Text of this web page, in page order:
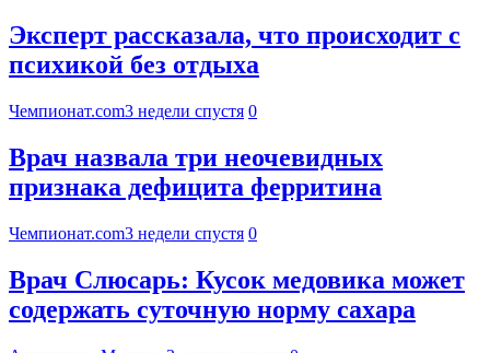
Эксперт рассказала, что происходит с
психикой без отдыха
Чемпионат.com3 недели спустя 0
Врач назвала три неочевидных
признака дефицита ферритина
Чемпионат.com3 недели спустя 0
Врач Слюсарь: Кусок медовика может
содержать суточную норму сахара